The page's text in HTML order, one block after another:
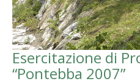
Esercitazione di
“Pontebba 2007”